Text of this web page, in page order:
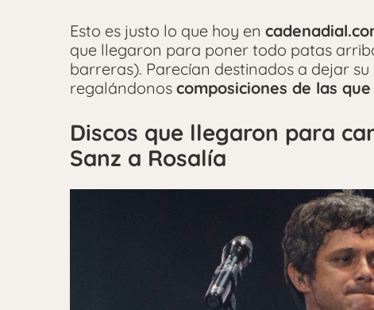
Esto es justo lo que hoy en
que llegaron para poner todo patas
barreras). Parecían destinados a dejar
regalándonos composiciones de las
Discos que llegaron para
Sanz a Rosalía